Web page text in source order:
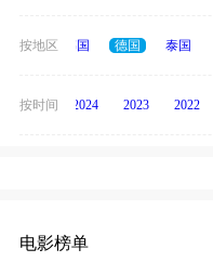
按地区
日本 韩国 德国 泰国
按时间
2025 2024 2023 2022
电影榜单